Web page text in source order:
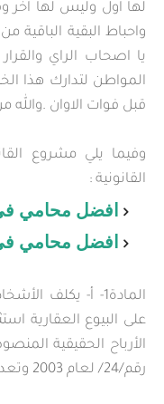
لها اول وليس لها آخر
واحباط البقية الباقية
يا اصحاب الراي
المواطن لتدارك هذا
قبل فوات الاوان .والله
وفيما يلي مشروع
القانونية :
افضل محامي
افضل محامي
المادة1- أ- يكلف
على البيوع العقارية
الأرباح الحقيقية
رقم/24/ لعام 2003 وتعديلاته.